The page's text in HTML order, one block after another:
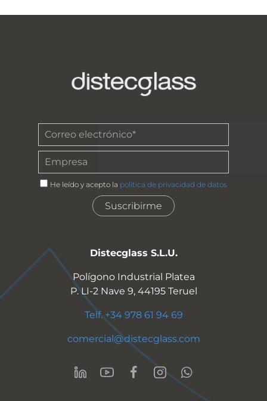
He leído y acepto la política de privacidad de datos
Distecglass S.L.U.
Polígono Industrial Platea
P. LI-2 Nave 9, 44195 Teruel
Telf. +34 978 61 94 69
comercial@distecglass.com